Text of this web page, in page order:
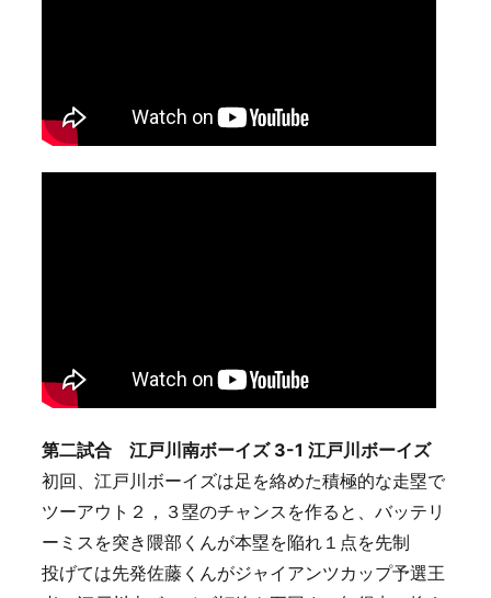
第二試合 江戸川南ボーイズ 3-1 江戸川ボーイズ
初回、江戸川ボーイズは足を絡めた積極的な走塁で
ツーアウト２，３塁のチャンスを作ると、バッテリ
ーミスを突き隈部くんが本塁を陥れ１点を先制
投げては先発佐藤くんがジャイアンツカップ予選王